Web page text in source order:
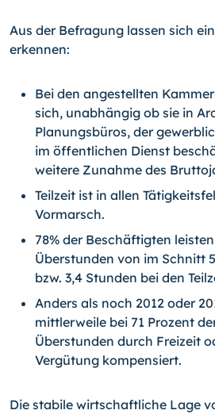
Aus der Befragung lassen sich
erkennen:
Bei den angestellten
sich, unabhängig ob sie in
Planungsbüros, der
im öffentlichen Dienst
weitere Zunahme des
Teilzeit ist in allen
Vormarsch.
78% der Beschäftigten
Überstunden von im Schnitt
bzw. 3,4 Stunden bei den
Anders als noch 2012 oder
mittlerweile bei 71 Prozent
Überstunden durch Freizeit
Vergütung kompensiert.
Die stabile wirtschaftliche Lage